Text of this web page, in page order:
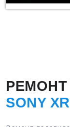
SONY